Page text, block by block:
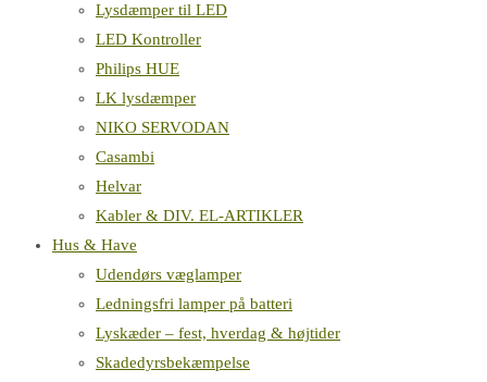
Lysdæmper til LED
LED Kontroller
Philips HUE
LK lysdæmper
NIKO SERVODAN
Casambi
Helvar
Kabler & DIV. EL-ARTIKLER
Hus & Have
Udendørs væglamper
Ledningsfri lamper på batteri
Lyskæder – fest, hverdag & højtider
Skadedyrsbekæmpelse